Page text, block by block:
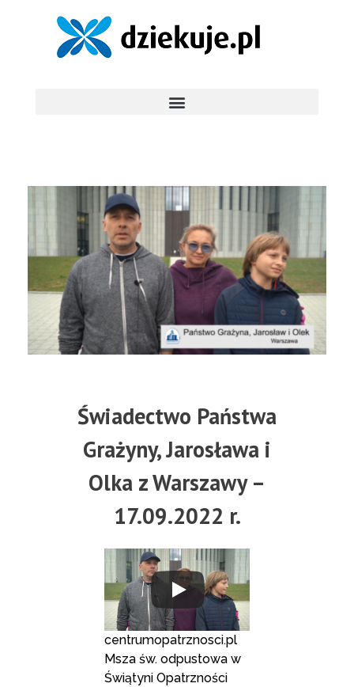
Świadectwo Państwa
Grażyny, Jarosława i
Olka z Warszawy –
17.09.2022 r.
centrumopatrznosci.pl
Msza św. odpustowa w
Świątyni Opatrzności